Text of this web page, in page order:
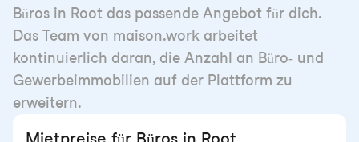
Büros in Root das passende Angebot für dich.
Das Team von maison.work arbeitet
kontinuierlich daran, die Anzahl an Büro- und
Gewerbeimmobilien auf der Plattform zu
erweitern.